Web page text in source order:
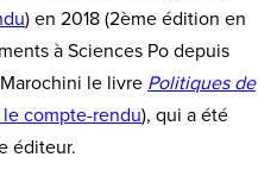
) en 2018 (2ème édition en
à Sciences Po depuis
le livre Politiques de
compte-rendu), qui a été
éditeur.